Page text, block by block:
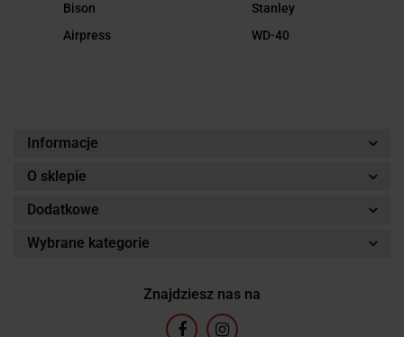
Bison
Airpress
Stanley
WD-40
Informacje
O sklepie
Dodatkowe
Wybrane kategorie
Znajdziesz nas na